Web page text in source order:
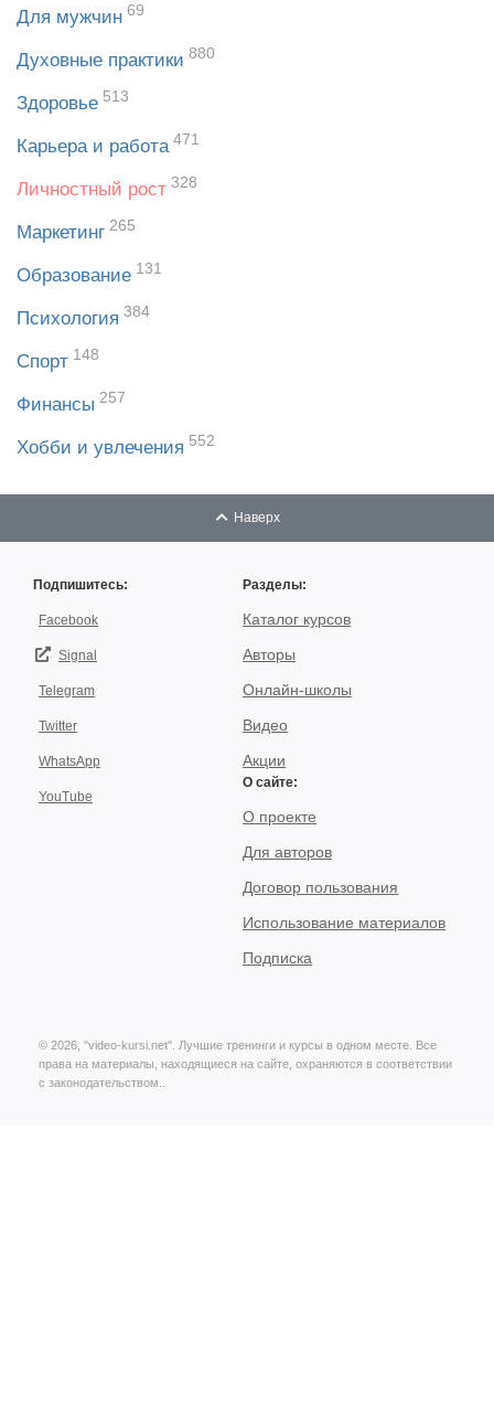
Для мужчин 69
Духовные практики 880
Здоровье 513
Карьера и работа 471
Личностный рост 328
Маркетинг 265
Образование 131
Психология 384
Спорт 148
Финансы 257
Хобби и увлечения 552
Наверх
Подпишитесь:
Facebook
Signal
Telegram
Twitter
WhatsApp
YouTube
Разделы:
Каталог курсов
Авторы
Онлайн-школы
Видео
Акции
О сайте:
О проекте
Для авторов
Договор пользования
Использование материалов
Подписка
© 2026, "video-kursi.net". Лучшие тренинги и курсы в одном месте. Все
права на материалы, находящиеся на сайте, охраняются в соответствии
с законодательством..